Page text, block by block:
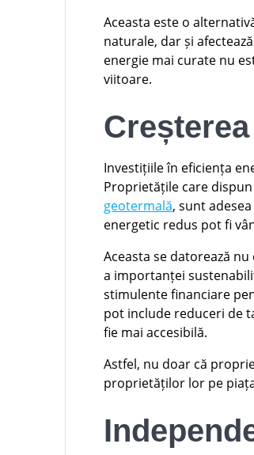
Aceasta este o
naturale, dar și
energie mai curate nu
viitoare.
Investițiile în eficiența
Proprietățile care
geotermală, sunt
energetic redus pot fi
Aceasta se datorează
a importanței
stimulente financiare
pot include reduceri de
fie mai accesibilă.
Astfel, nu doar că
proprietăților lor pe